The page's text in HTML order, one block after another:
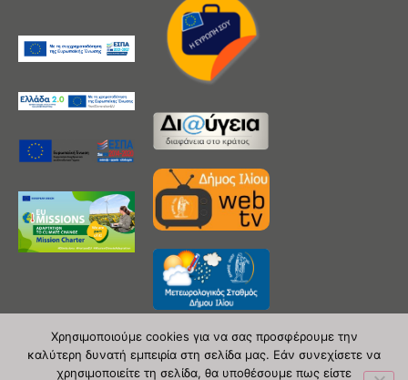
Χρησιμοποιούμε cookies για να σας προσφέρουμε την
καλύτερη δυνατή εμπειρία στη σελίδα μας. Εάν συνεχίσετε να
χρησιμοποιείτε τη σελίδα, θα υποθέσουμε πως είστε